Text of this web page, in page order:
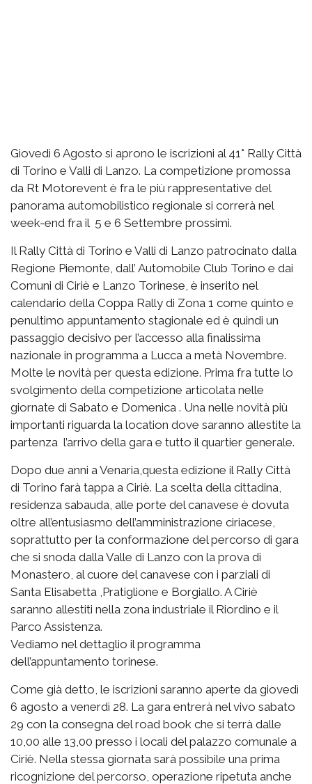
Giovedì 6 Agosto si aprono le iscrizioni al 41° Rally Città
di Torino e Valli di Lanzo. La competizione promossa
da Rt Motorevent è fra le più rappresentative del
panorama automobilistico regionale si correrà nel
week-end fra il 5 e 6 Settembre prossimi.
Il Rally Città di Torino e Valli di Lanzo patrocinato dalla
Regione Piemonte, dall’ Automobile Club Torino e dai
Comuni di Ciriè e Lanzo Torinese, è inserito nel
calendario della Coppa Rally di Zona 1 come quinto e
penultimo appuntamento stagionale ed è quindi un
passaggio decisivo per l’accesso alla finalissima
nazionale in programma a Lucca a metà Novembre.
Molte le novità per questa edizione. Prima fra tutte lo
svolgimento della competizione articolata nelle
giornate di Sabato e Domenica . Una nelle novità più
importanti riguarda la location dove saranno allestite la
partenza l’arrivo della gara e tutto il quartier generale.
Dopo due anni a Venaria,questa edizione il Rally Città
di Torino farà tappa a Ciriè. La scelta della cittadina,
residenza sabauda, alle porte del canavese è dovuta
oltre all’entusiasmo dell’amministrazione ciriacese,
soprattutto per la conformazione del percorso di gara
che si snoda dalla Valle di Lanzo con la prova di
Monastero, al cuore del canavese con i parziali di
Santa Elisabetta ,Pratiglione e Borgiallo. A Ciriè
saranno allestiti nella zona industriale il Riordino e il
Parco Assistenza.
Vediamo nel dettaglio il programma
dell’appuntamento torinese.
Come già detto, le iscrizioni saranno aperte da giovedì
6 agosto a venerdì 28. La gara entrerà nel vivo sabato
29 con la consegna del road book che si terrà dalle
10,00 alle 13,00 presso i locali del palazzo comunale a
Ciriè. Nella stessa giornata sarà possibile una prima
ricognizione del percorso, operazione ripetuta anche